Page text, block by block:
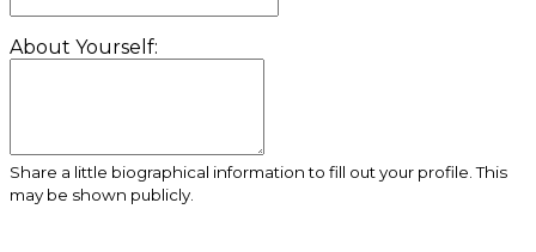
About Yourself:
Share a little biographical information to fill out your profile. This
may be shown publicly.